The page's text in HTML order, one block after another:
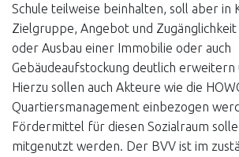
Schule teilweise beinhalten, soll aber in
Zielgruppe, Angebot und Zugänglichkeit
oder Ausbau einer Immobilie oder auch
Gebäudeaufstockung deutlich erweitern
Hierzu sollen auch Akteure wie die
Quartiersmanagement einbezogen
Fördermittel für diesen Sozialraum
mitgenutzt werden. Der BVV ist im